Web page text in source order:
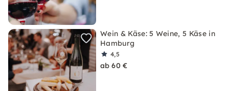
Wein & Käse: 5 Weine, 5 Käse in
Hamburg
4,5
ab 60 €